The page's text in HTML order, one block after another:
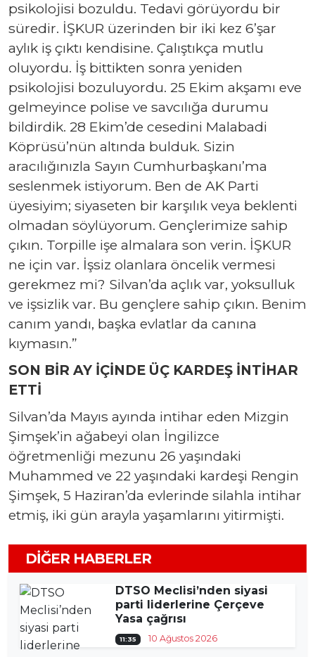
psikolojisi bozuldu. Tedavi görüyordu bir
süredir. İŞKUR üzerinden bir iki kez 6’şar
aylık iş çıktı kendisine. Çalıştıkça mutlu
oluyordu. İş bittikten sonra yeniden
psikolojisi bozuluyordu. 25 Ekim akşamı eve
gelmeyince polise ve savcılığa durumu
bildirdik. 28 Ekim’de cesedini Malabadi
Köprüsü’nün altında bulduk. Sizin
aracılığınızla Sayın Cumhurbaşkanı’ma
seslenmek istiyorum. Ben de AK Parti
üyesiyim; siyaseten bir karşılık veya beklenti
olmadan söylüyorum. Gençlerimize sahip
çıkın. Torpille işe almalara son verin. İŞKUR
ne için var. İşsiz olanlara öncelik vermesi
gerekmez mi? Silvan’da açlık var, yoksulluk
ve işsizlik var. Bu gençlere sahip çıkın. Benim
canım yandı, başka evlatlar da canına
kıymasın.”
SON BİR AY İÇİNDE ÜÇ KARDEŞ İNTİHAR
ETTİ
Silvan’da Mayıs ayında intihar eden Mizgin
Şimşek’in ağabeyi olan İngilizce
öğretmenliği mezunu 26 yaşındaki
Muhammed ve 22 yaşındaki kardeşi Rengin
Şimşek, 5 Haziran’da evlerinde silahla intihar
etmiş, iki gün arayla yaşamlarını yitirmişti.
DIĞER HABERLER
DTSO Meclisi’nden siyasi
parti liderlerine Çerçeve
Yasa çağrısı
11:35 10 Ağustos 2026